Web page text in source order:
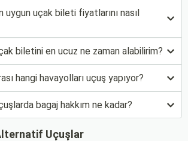
uygun uçak bileti fiyatlarını nasıl
biletini en ucuz ne zaman alabilirim?
hangi havayolları uçuş yapıyor?
bagaj hakkım ne kadar?
Uçuşlar